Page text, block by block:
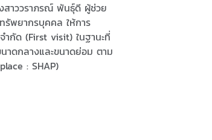
สาววราภรณ์ พันธุ์ดี ผู้ช่วย
รัพยากรบุคคล ให้การ
กัด (First visit) ในฐานะที่
นาดกลางและขนาดย่อม ตาม
: SHAP)